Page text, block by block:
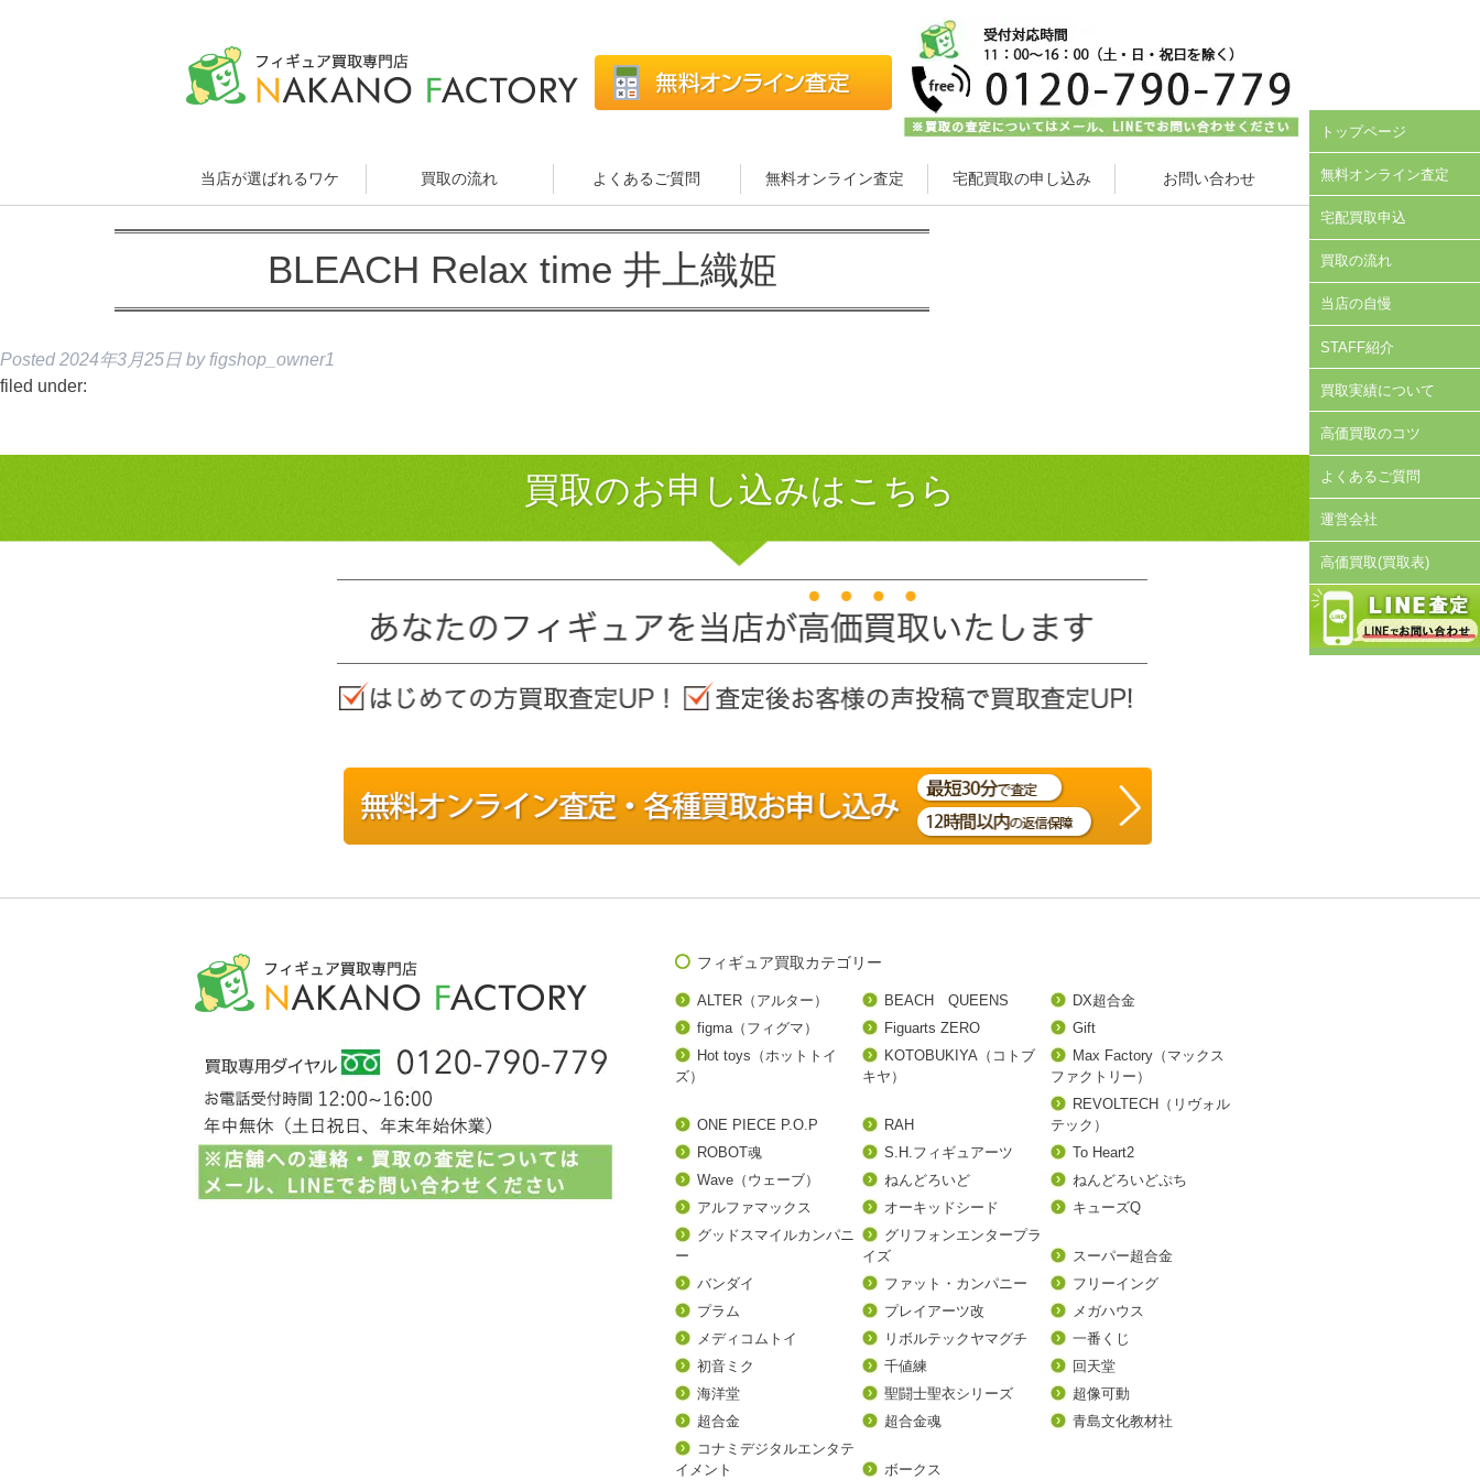
当店が選ばれるワケ 買取の流れ よくあるご質問 無料オンライン査定 宅配買取の申し込み お問い合わせ
BLEACH Relax time 井上織姫
Posted 2024年3月25日 by figshop_owner1
filed under:
トップページ
無料オンライン査定
宅配買取申込
買取の流れ
当店の自慢
STAFF紹介
買取実績について
高価買取のコツ
よくあるご質問
運営会社
高価買取(買取表)
買取のお申し込みはこちら
フィギュア買取カテゴリー
ALTER（アルター） BEACH QUEENS
DX超合金
figma（フィグマ）
Figuarts ZERO
Gift
Hot toys（ホットトイ
ズ）
KOTOBUKIYA（コトブ
キヤ）
Max Factory（マックス
ファクトリー）
ONE PIECE P.O.P RAH
REVOLTECH（リヴォル
テック）
ROBOT魂
S.H.フィギュアーツ
To Heart2
Wave（ウェーブ）
ねんどろいど
ねんどろいどぷち
アルファマックス
オーキッドシード
キューズQ
グッドスマイルカンパニ
ー
グリフォンエンタープラ
イズ
スーパー超合金
バンダイ
ファット・カンパニー
フリーイング
プラム
プレイアーツ改
メガハウス
メディコムトイ
リボルテックヤマグチ
一番くじ
初音ミク
千値練
回天堂
海洋堂
聖闘士聖衣シリーズ
超像可動
超合金
超合金魂
青島文化教材社
コナミデジタルエンタテ
イメント
ボークス